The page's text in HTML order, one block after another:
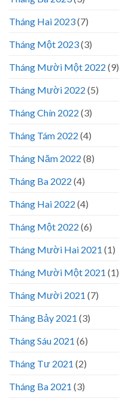
Tháng Hai 2023(7)
Tháng Một 2023(3)
Tháng Mười Một 2022 (9)
Tháng Mười 2022 (5)
Tháng Chín 2022 (3)
Tháng Tám 2022 (4)
Tháng Năm 2022 (8)
Tháng Ba 2022 (4)
Tháng Hai 2022 (4)
Tháng Một 2022 (6)
Tháng Mười Hai 2021 (1)
Tháng Mười Một 2021 (1)
Tháng Mười 2021 (7)
Tháng Bảy 2021 (3)
Tháng Sáu 2021 (6)
Tháng Tư 2021 (2)
Tháng Ba 2021 (3)